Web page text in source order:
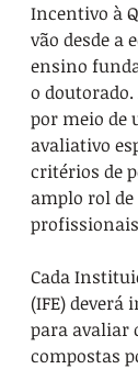
Incentivo à
vão desde a
ensino
o
por meio de
avaliativo
critérios de
amplo rol
Cada
(IFE)
para avaliar
compostas